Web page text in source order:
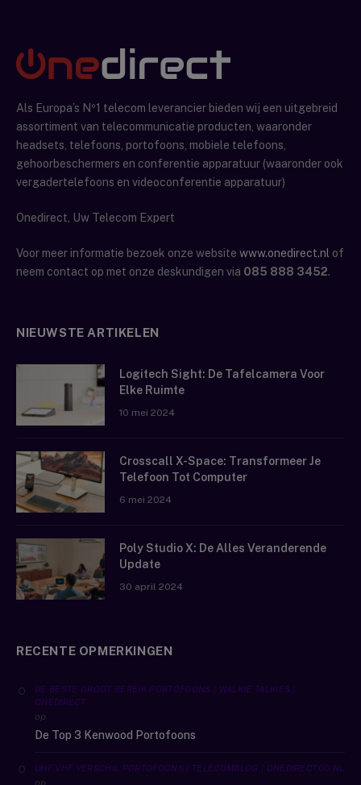
Als Europa’s Nº1 telecom leverancier bieden wij een uitgebreid
assortiment van telecommunicatie producten, waaronder
headsets, telefoons, portofoons, mobiele telefoons,
gehoorbeschermers en conferentie apparatuur (waaronder ook
vergadertelefoons en videoconferentie apparatuur)
Onedirect, Uw Telecom Expert
Voor meer informatie bezoek onze website www.onedirect.nl of
neem contact op met onze deskundigen via 085 888 3452.
NIEUWSTE ARTIKELEN
Logitech Sight: De Tafelcamera Voor
Elke Ruimte
10 mei 2024
Crosscall X-Space: Transformeer Je
Telefoon Tot Computer
6 mei 2024
Poly Studio X: De Alles Veranderende
Update
30 april 2024
RECENTE OPMERKINGEN
DE BESTE GROOT BEREIK PORTOFOONS | WALKIE TALKIES |
ONEDIRECT
op
De Top 3 Kenwood Portofoons
UHF VHF VERSCHIL PORTOFOONS | TELECOMBLOG | ONEDIRECT.CO.NL
op